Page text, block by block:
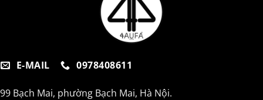
E-MAIL 0978408611
99 Bạch Mai, phường Bạch Mai, Hà Nội.